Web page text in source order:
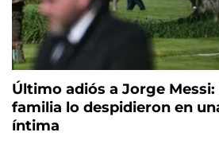
Último adiós a Jorge Messi:
familia lo despidieron en
íntima